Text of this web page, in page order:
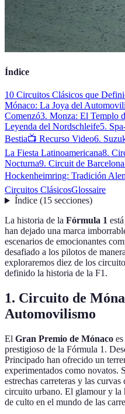
Índice
10 Circuitos Clásicos que
Mónaco: La Joya del
Comenzó3. Monza: El Templo
Leyenda del Nordschleife5.
Bestia📺 Recurso Video6.
La Fiesta Latinoamericana8.
Nocturna9. Circuit de
Hockenheimring: Tradición
Circuitos ClásicosGlossaire
Índice(15 secciones)
La historia de la Fórmula 1
han dejado una marca
escenarios de emocionantes
desafiado a los pilotos de
exploraremos diez de los
definido la historia de la F1.
1. Circuito de
Automovilismo
El Gran Premio de Mónaco
prestigioso de la Fórmula 1.
Principado han ofrecido un
experimentados como novatos.
estrechas carreteras y las
circuito urbano. El glamour y la
de culto en el mundo de las